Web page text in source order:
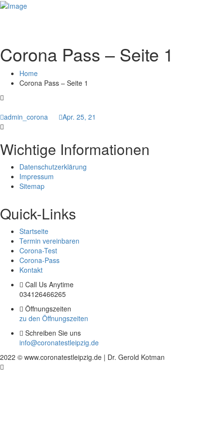
Corona Pass – Seite 1
Home
Corona Pass – Seite 1
admin_corona Apr. 25, 21
Wichtige Informationen
Datenschutzerklärung
Impressum
Sitemap
Quick-Links
Startseite
Termin vereinbaren
Corona-Test
Corona-Pass
Kontakt
Call Us Anytime
034126466265
Öffnungszeiten
zu den Öffnungszeiten
Schreiben Sie uns
info@coronatestleipzig.de
2022 © www.coronatestleipzig.de | Dr. Gerold Kotman